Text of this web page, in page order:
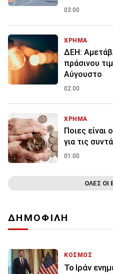
03:00
ΧΡΗΜΑ
ΔΕΗ:
πράσινου
Αύγουστο
02:00
ΧΡΗΜΑ
Ποιες είναι
για τις
01:00
ΟΛΕΣ ΟΙ
ΔΗΜΟΦΙΛΗ
ΚΟΣΜΟΣ
To Ιράν